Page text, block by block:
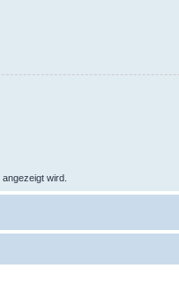
wird.